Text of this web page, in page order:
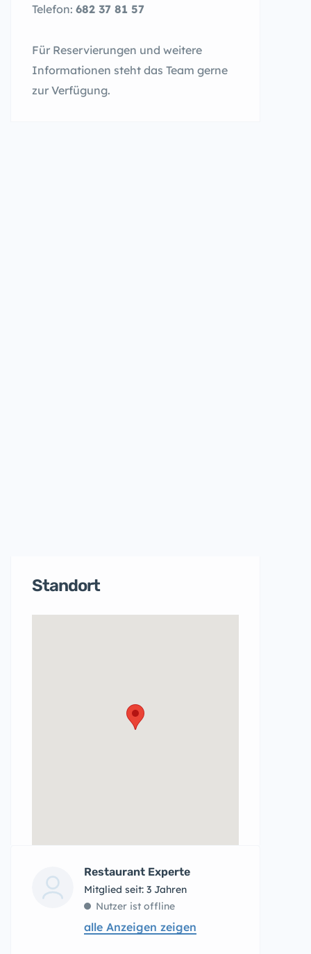
Telefon: 682 37 81 57
Für Reservierungen und weitere
Informationen steht das Team gerne
zur Verfügung.
Standort
Restaurant Experte
Mitglied seit: 3 Jahren
Nutzer ist offline
alle Anzeigen zeigen